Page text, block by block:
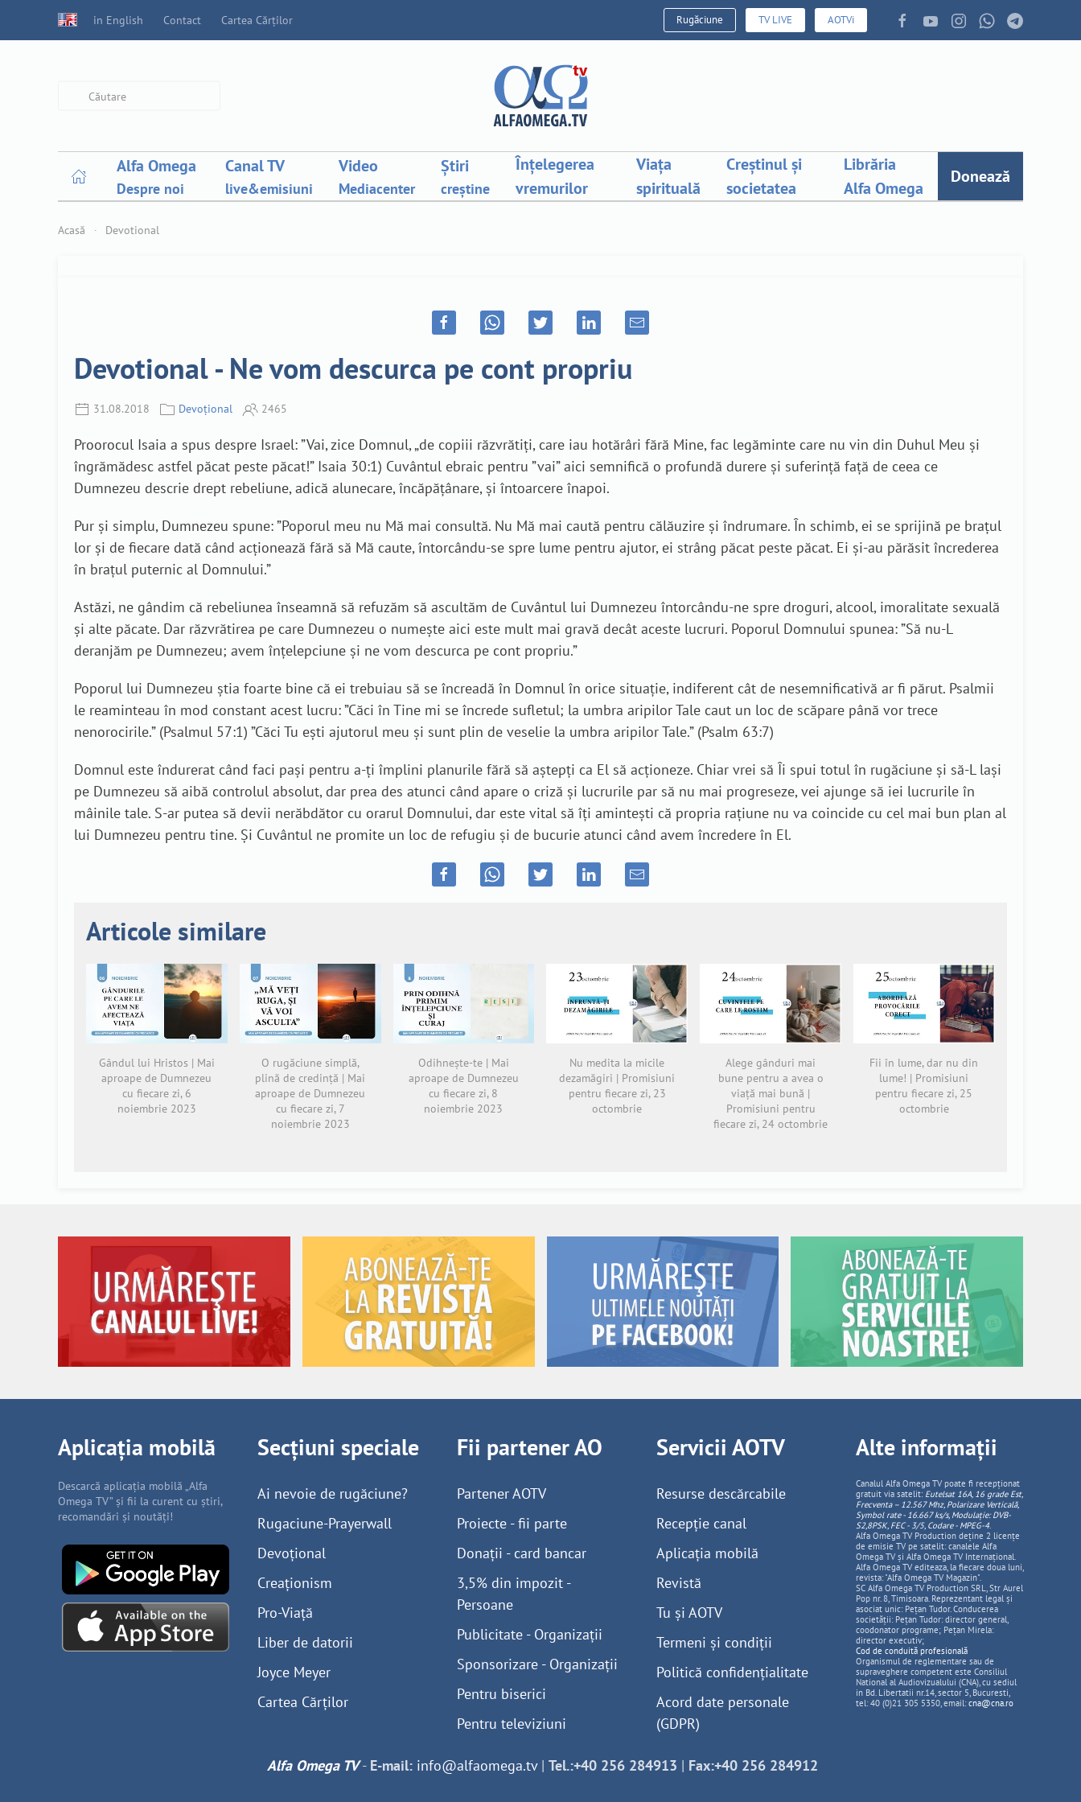
in English Contact Cartea Cărților Rugăciune TV LIVE AOTVi
Alfa Omega
Despre noi
Canal TV
live&emisiuni
Video
Mediacenter
Știri
creștine
Înțelegerea
vremurilor
Viața
spirituală
Creștinul și
societatea
Librăria
Alfa Omega
Donează
Acasă Devotional
Devotional - Ne vom descurca pe cont propriu
31.08.2018 Devoțional 2465
Proorocul Isaia a spus despre Israel: ”Vai, zice Domnul, „de copiii răzvrătiţi, care iau hotărâri fără Mine, fac legăminte care nu vin din Duhul Meu şi
îngrămădesc astfel păcat peste păcat!” Isaia 30:1) Cuvântul ebraic pentru ”vai” aici semnifică o profundă durere și suferință față de ceea ce
Dumnezeu descrie drept rebeliune, adică alunecare, încăpățânare, și întoarcere înapoi.
Pur și simplu, Dumnezeu spune: ”Poporul meu nu Mă mai consultă. Nu Mă mai caută pentru călăuzire și îndrumare. În schimb, ei se sprijină pe brațul
lor și de fiecare dată când acționează fără să Mă caute, întorcându-se spre lume pentru ajutor, ei strâng păcat peste păcat. Ei și-au părăsit încrederea
în brațul puternic al Domnului.”
Astăzi, ne gândim că rebeliunea înseamnă să refuzăm să ascultăm de Cuvântul lui Dumnezeu întorcându-ne spre droguri, alcool, imoralitate sexuală
și alte păcate. Dar răzvrătirea pe care Dumnezeu o numește aici este mult mai gravă decât aceste lucruri. Poporul Domnului spunea: ”Să nu-L
deranjăm pe Dumnezeu; avem înțelepciune și ne vom descurca pe cont propriu.”
Poporul lui Dumnezeu știa foarte bine că ei trebuiau să se încreadă în Domnul în orice situație, indiferent cât de nesemnificativă ar fi părut. Psalmii
le reaminteau în mod constant acest lucru: ”Căci în Tine mi se încrede sufletul; la umbra aripilor Tale caut un loc de scăpare până vor trece
nenorocirile.” (Psalmul 57:1) ”Căci Tu eşti ajutorul meu şi sunt plin de veselie la umbra aripilor Tale.” (Psalm 63:7)
Domnul este îndurerat când faci pași pentru a-ți împlini planurile fără să aștepți ca El să acționeze. Chiar vrei să Îi spui totul în rugăciune și să-L lași
pe Dumnezeu să aibă controlul absolut, dar prea des atunci când apare o criză și lucrurile par să nu mai progreseze, vei ajunge să iei lucrurile în
mâinile tale. S-ar putea să devii nerăbdător cu orarul Domnului, dar este vital să îți amintești că propria rațiune nu va coincide cu cel mai bun plan al
lui Dumnezeu pentru tine. Și Cuvântul ne promite un loc de refugiu și de bucurie atunci când avem încredere în El.
Articole similare
Gândul lui Hristos | Mai
aproape de Dumnezeu
cu fiecare zi, 6
noiembrie 2023
O rugăciune simplă,
plină de credință | Mai
aproape de Dumnezeu
cu fiecare zi, 7
noiembrie 2023
Odihnește-te | Mai
aproape de Dumnezeu
cu fiecare zi, 8
noiembrie 2023
Nu medita la micile
dezamăgiri | Promisiuni
pentru fiecare zi, 23
octombrie
Alege gânduri mai
bune pentru a avea o
viață mai bună |
Promisiuni pentru
fiecare zi, 24 octombrie
Fii în lume, dar nu din
lume! | Promisiuni
pentru fiecare zi, 25
octombrie
Aplicația mobilă
Descarcă aplicația mobilă „Alfa
Omega TV” și fii la curent cu știri,
recomandări și noutăți!
Secțiuni speciale
Ai nevoie de rugăciune?
Rugaciune-Prayerwall
Devoțional
Creaționism
Pro-Viață
Liber de datorii
Joyce Meyer
Cartea Cărților
Fii partener AO
Partener AOTV
Proiecte - fii parte
Donații - card bancar
3,5% din impozit -
Persoane
Publicitate - Organizații
Sponsorizare - Organizații
Pentru biserici
Pentru televiziuni
Servicii AOTV
Resurse descărcabile
Recepție canal
Aplicația mobilă
Revistă
Tu și AOTV
Termeni și condiții
Politică confidențialitate
Acord date personale
(GDPR)
Alte informații
Canalul Alfa Omega TV poate fi recepționat
gratuit via satelit: Eutelsat 16A, 16 grade Est,
Frecventa – 12.567 Mhz, PolarizareVerticală,
Symbol rate - 16.667 ks/s, Modulație: DVB-
S2,8PSK, FEC - 3/5, Codare - MPEG-4.
Alfa Omega TV Production deține 2 licențe
de emisie TV pe satelit: canalele Alfa
Omega TV și Alfa Omega TV Internațional.
Alfa Omega TV editeaza, la fiecare doua luni,
revista: "Alfa Omega TV Magazin".
SC Alfa Omega TV Production SRL, Str Aurel
Pop nr. 8, Timisoara. Reprezentant legal și
asociat unic: Pețan Tudor. Conducerea
societății: Pețan Tudor: director general,
coodonator programe; Pețan Mirela:
director executiv;
Cod de conduită profesională
Organismul de reglementare sau de
supraveghere competent este Consiliul
National al Audiovizualului (CNA), cu sediul
in Bd. Libertatii nr.14, sector 5, Bucuresti,
tel: 40 (0)21 305 5350, email: cna@cna.ro
Alfa Omega TV- E-mail: info@alfaomega.tv| Tel.:+40 256 284913 | Fax:+40 256 284912